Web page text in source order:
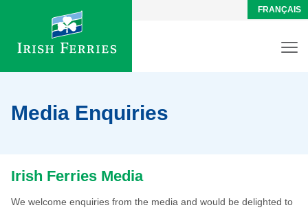
FRANÇAIS
Media Enquiries
Irish Ferries Media
We welcome enquiries from the media and would be delighted to